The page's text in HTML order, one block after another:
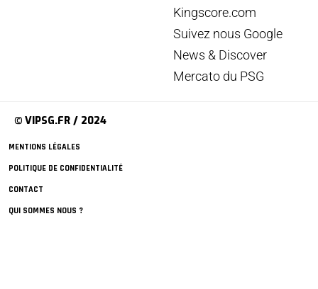
Kingscore.com
Suivez nous Google
News & Discover
Mercato du PSG
© VIPSG.FR / 2024
MENTIONS LÉGALES
POLITIQUE DE CONFIDENTIALITÉ
CONTACT
QUI SOMMES NOUS ?